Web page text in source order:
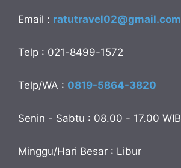
Email : ratutravel02@gmail.com
Telp : 021-8499-1572
Telp/WA : 0819-5864-3820
Senin - Sabtu : 08.00 - 17.00 WIB
Minggu/Hari Besar : Libur